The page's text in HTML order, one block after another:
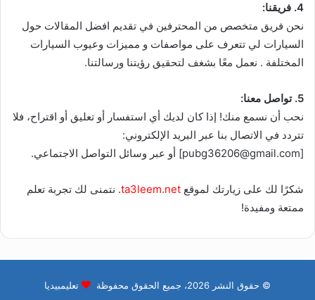
4. فريقنا:
نحن فريق متخصص من المحترفين في تقديم افضل المقالات حول
السيارات لي تتعرف على مواصفات و مميزات وعيوب السيارات
المختلفة . نعمل معًا بشغف لتحقيق رؤيتنا ورسالتنا.
5. تواصل معنا:
نحب أن نسمع منك! إذا كان لديك أي استفسار أو تعليق أو اقتراح، فلا
تتردد في الاتصال بنا عبر البريد الإلكتروني:
[pubg36206@gmail.com] أو عبر وسائل التواصل الاجتماعي.
شكرًا لك على زيارتك لموقع ta3leem.net. نتمنى لك تجربة تعلم
ممتعة ومفيدة!
© حقوق النشر 2026، جميع الحقوق محفوظة تعليمبيديا